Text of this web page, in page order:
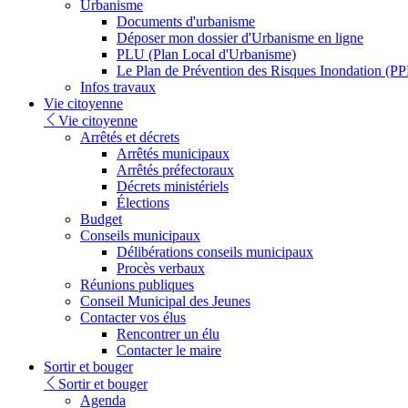
Urbanisme
Documents d'urbanisme
Déposer mon dossier d'Urbanisme en ligne
PLU (Plan Local d'Urbanisme)
Le Plan de Prévention des Risques Inondation
Infos travaux
Vie citoyenne
Vie citoyenne
Arrêtés et décrets
Arrêtés municipaux
Arrêtés préfectoraux
Décrets ministériels
Élections
Budget
Conseils municipaux
Délibérations conseils municipaux
Procès verbaux
Réunions publiques
Conseil Municipal des Jeunes
Contacter vos élus
Rencontrer un élu
Contacter le maire
Sortir et bouger
Sortir et bouger
Agenda